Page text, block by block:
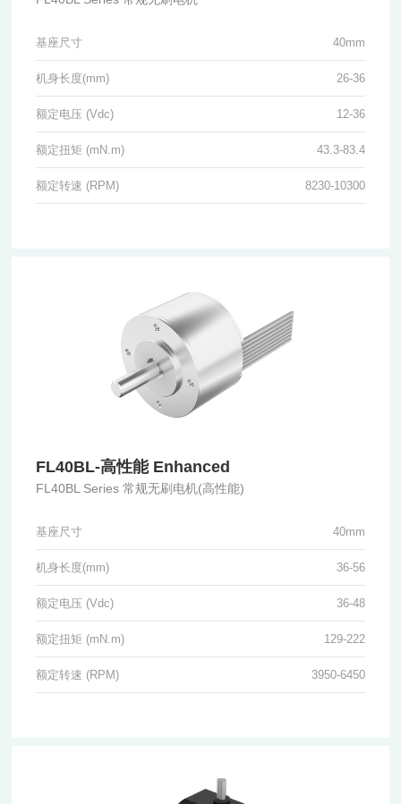
基座尺寸 40mm
机身长度(mm) 26-36
额定电压 (Vdc) 12-36
额定扭矩 (mN.m) 43.3-83.4
额定转速 (RPM) 8230-10300
FL40BL-高性能 Enhanced
FL40BL Series 常规无刷电机(高性能)
基座尺寸 40mm
机身长度(mm) 36-56
额定电压 (Vdc) 36-48
额定扭矩 (mN.m) 129-222
额定转速 (RPM) 3950-6450